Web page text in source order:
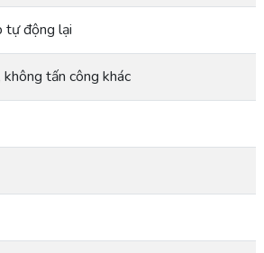
tự động lại
không tấn công khác